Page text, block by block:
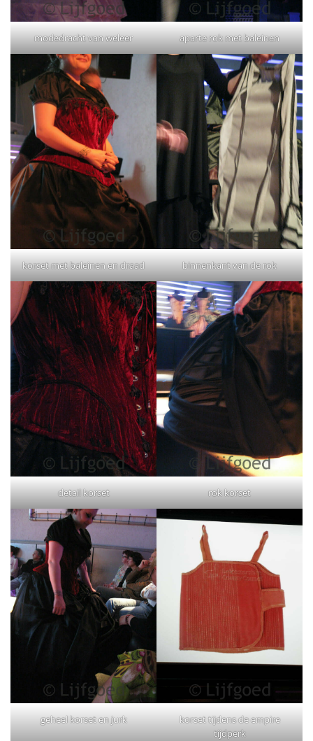
modedracht van weleer aparte rok met baleinen
korset met baleinen en draad binnenkant van de rok
detail korset rok korset
geheel korset en jurk
korset tijdens de empire
tijdperk